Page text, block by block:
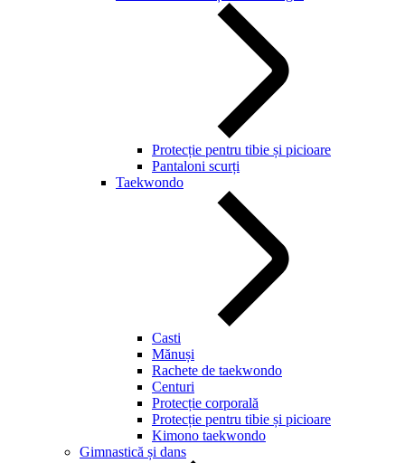
Protecție pentru tibie și picioare
Pantaloni scurți
Taekwondo
Casti
Mănuși
Rachete de taekwondo
Centuri
Protecție corporală
Protecție pentru tibie și picioare
Kimono taekwondo
Gimnastică și dans